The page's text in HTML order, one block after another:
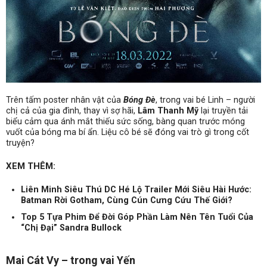
Trên tấm poster nhân vật của Bóng Đè, trong vai bé Linh – người
chị cả của gia đình, thay vì sợ hãi, Lâm Thanh Mỹ lại truyền tải
biểu cảm qua ánh mắt thiếu sức sống, bàng quan trước móng
vuốt của bóng ma bí ẩn. Liệu cô bé sẽ đóng vai trò gì trong cốt
truyện?
XEM THÊM:
Liên Minh Siêu Thú DC Hé Lộ Trailer Mới Siêu Hài Hước:
Batman Rời Gotham, Cùng Cún Cưng Cứu Thế Giới?
Top 5 Tựa Phim Để Đời Góp Phần Làm Nên Tên Tuổi Của
“Chị Đại” Sandra Bullock
Mai Cát Vy – trong vai Yến